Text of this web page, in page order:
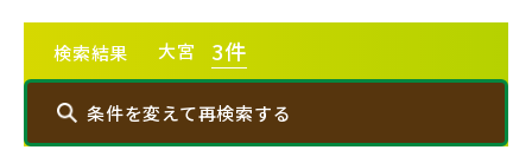
20棟以上の大型分譲
検索結果 大宮 3件
条件を変えて再検索する